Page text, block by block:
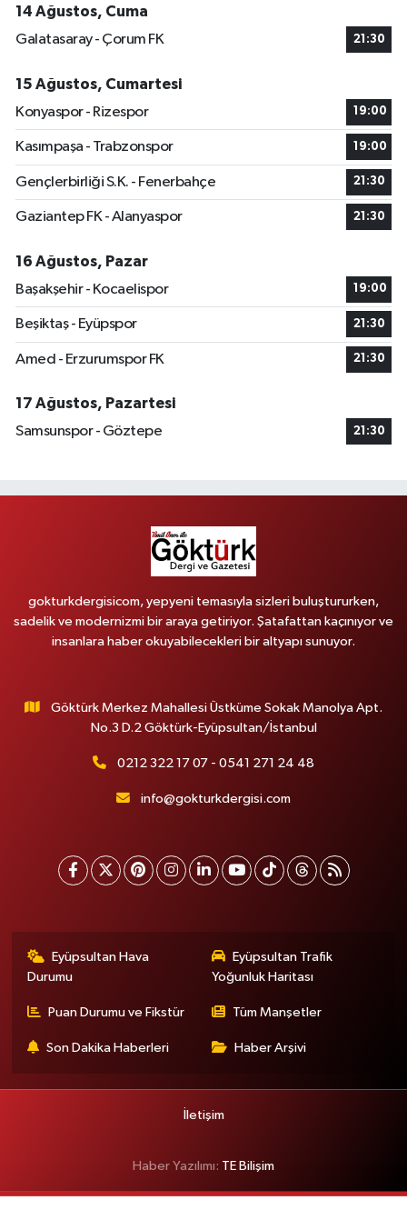
14 Ağustos, Cuma
Galatasaray - Çorum FK
21:30
15 Ağustos, Cumartesi
Konyaspor - Rizespor
19:00
Kasımpaşa - Trabzonspor 19:00
Gençlerbirliği S.K. - Fenerbahçe 21:30
Gaziantep FK - Alanyaspor 21:30
16 Ağustos, Pazar
Başakşehir - Kocaelispor
19:00
Beşiktaş - Eyüpspor 21:30
Amed - Erzurumspor FK 21:30
17 Ağustos, Pazartesi
Samsunspor - Göztepe
21:30
gokturkdergisicom, yepyeni temasıyla sizleri buluştururken,
sadelik ve modernizmi bir araya getiriyor. Şatafattan kaçınıyor ve
insanlara haber okuyabilecekleri bir altyapı sunuyor.
Göktürk Merkez Mahallesi Üstküme Sokak Manolya Apt.
No.3 D.2 Göktürk-Eyüpsultan/İstanbul
0212 322 17 07 - 0541 271 24 48
info@gokturkdergisi.com
Eyüpsultan Hava
Durumu
Eyüpsultan Trafik
Yoğunluk Haritası
Puan Durumu ve Fikstür Tüm Manşetler
Son Dakika Haberleri Haber Arşivi
İletişim
Haber Yazılımı: TE Bilişim